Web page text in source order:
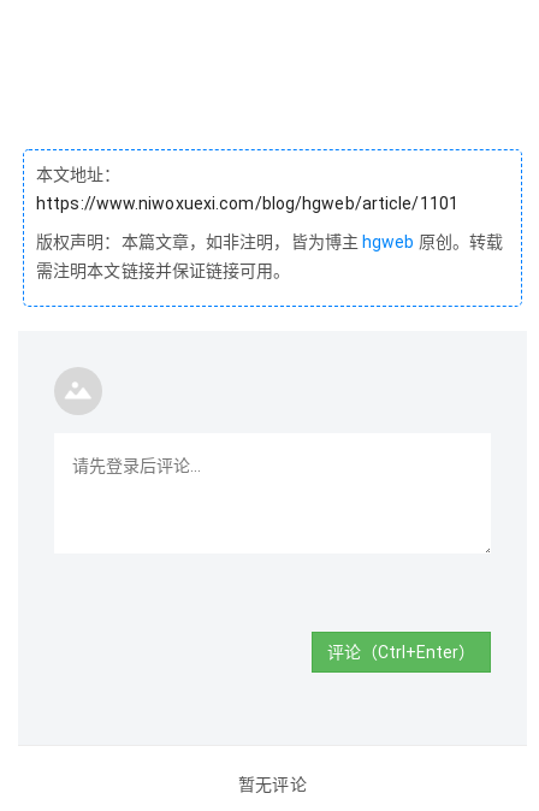
本文地址：
https://www.niwoxuexi.com/blog/hgweb/article/1101
版权声明：本篇文章，如非注明，皆为博主 hgweb 原创。转载
需注明本文链接并保证链接可用。
评论（Ctrl+Enter）
暂无评论